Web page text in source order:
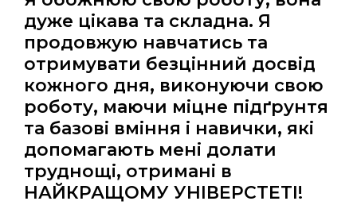
дуже цікава та складна. Я
продовжую навчатись та
отримувати безцінний досвід
кожного дня, виконуючи свою
роботу, маючи міцне підґрунтя
та базові вміння і навички, які
допомагають мені долати
труднощі, отримані в
НАЙКРАЩОМУ УНІВЕРСТЕТІ!